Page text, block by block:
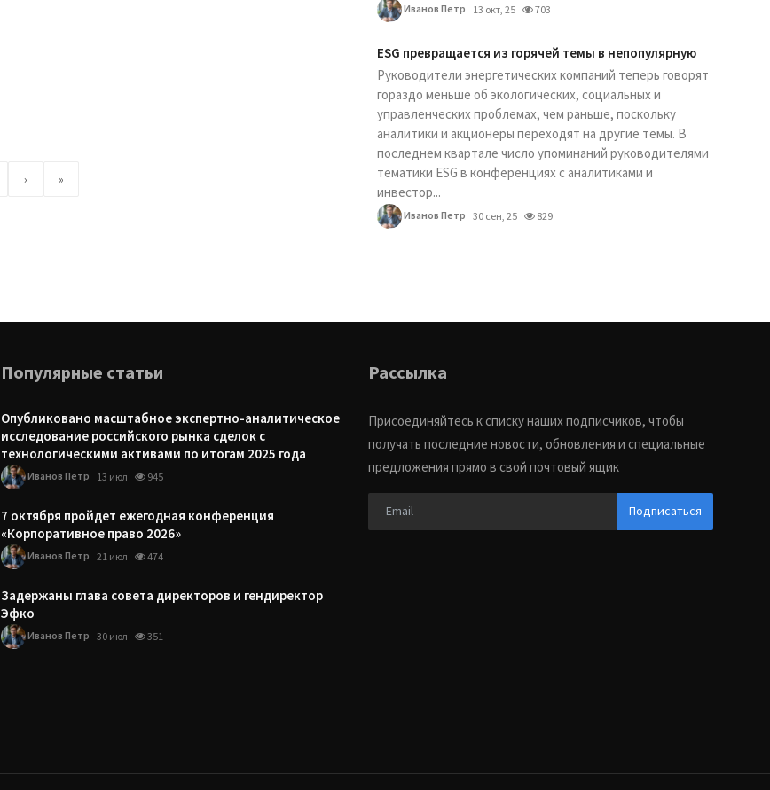
› »
Иванов Петр 13 окт, 25 703
ESG превращается из горячей темы в непопулярную
Руководители энергетических компаний теперь говорят
гораздо меньше об экологических, социальных и
управленческих проблемах, чем раньше, поскольку
аналитики и акционеры переходят на другие темы. В
последнем квартале число упоминаний руководителями
тематики ESG в конференциях с аналитиками и
инвестор...
Иванов Петр 30 сен, 25 829
Популярные статьи
Опубликовано масштабное экспертно-аналитическое
исследование российского рынка сделок с
технологическими активами по итогам 2025 года
Иванов Петр 13 июл 945
7 октября пройдет ежегодная конференция
«Корпоративное право 2026»
Иванов Петр 21 июл 474
Задержаны глава совета директоров и гендиректор
Эфко
Иванов Петр 30 июл 351
Рассылка
Присоединяйтесь к списку наших подписчиков, чтобы
получать последние новости, обновления и специальные
предложения прямо в свой почтовый ящик
Подписаться